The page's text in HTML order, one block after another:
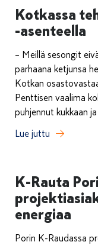
Kotkassa
-asenteella
– Meillä sesongit
parhaana ketjunsa
Kotkan
Penttisen vaalima
puhjennut kukkaan
Lue juttu
K-Rauta
energiaa
Porin K-Raudassa